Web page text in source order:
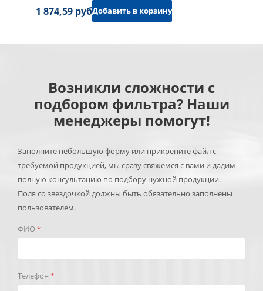
1 874,59 руб.Добавить в корзину
Возникли сложности с
подбором фильтра? Наши
менеджеры помогут!
Заполните небольшую форму или прикрепите файл с
требуемой продукцией, мы сразу свяжемся с вами и дадим
полную консультацию по подбору нужной продукции.
Поля со звездочкой должны быть обязательно заполнены
пользователем.
ФИО*
Телефон *